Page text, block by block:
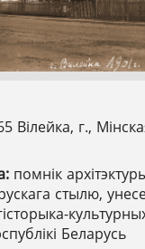
Вілейка, г.,
помнік
стылю,
Беларусь